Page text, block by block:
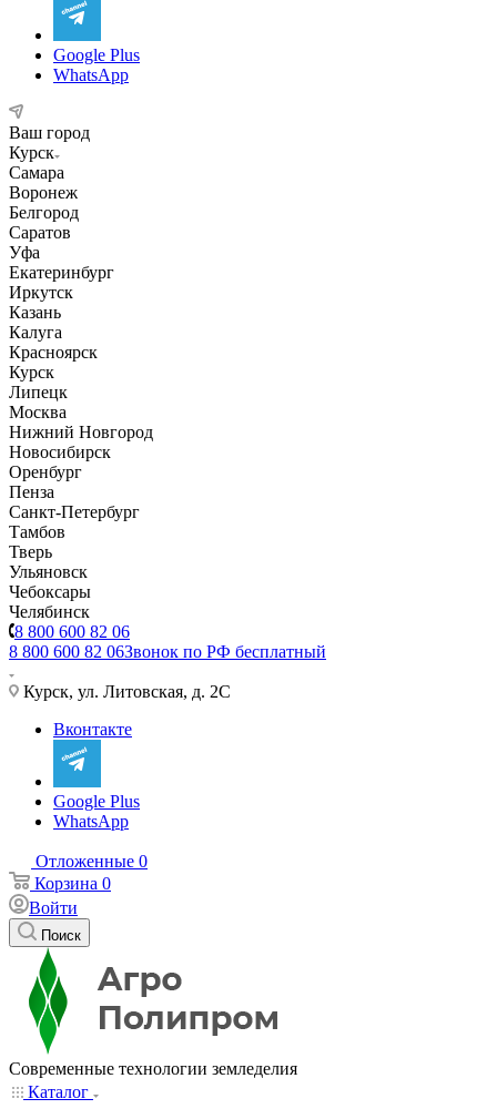
Google Plus
WhatsApp
Ваш город
Курск
Самара
Воронеж
Белгород
Саратов
Уфа
Екатеринбург
Иркутск
Казань
Калуга
Красноярск
Курск
Липецк
Москва
Нижний Новгород
Новосибирск
Оренбург
Пенза
Санкт-Петербург
Тамбов
Тверь
Ульяновск
Чебоксары
Челябинск
8 800 600 82 06
8 800 600 82 06Звонок по РФ бесплатный
Курск, ул. Литовская, д. 2С
Вконтакте
Google Plus
WhatsApp
Отложенные 0
Корзина 0
Войти
Поиск
Современные технологии земледелия
Каталог